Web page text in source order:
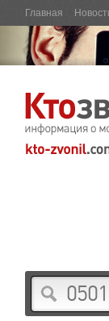
Главная